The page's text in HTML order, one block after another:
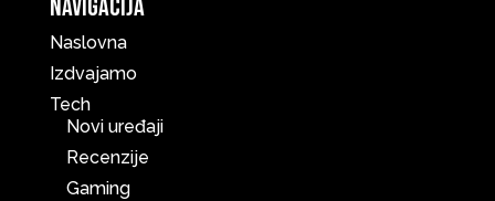
Navigacija
Naslovna
Izdvajamo
Tech
Novi uređaji
Recenzije
Gaming